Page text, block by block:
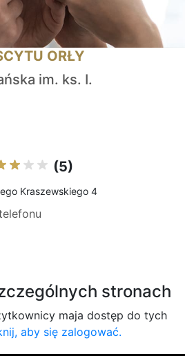
ORŁY
im. ks. I.
(5)
Kraszewskiego 4
stronach
maja dostęp do tych
aby się zalogować.